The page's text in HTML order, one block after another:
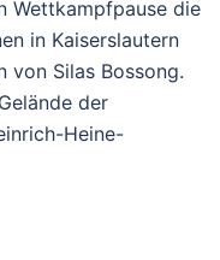
Wettkampfpause die
in Kaiserslautern
von Silas Bossong.
der
Heine-